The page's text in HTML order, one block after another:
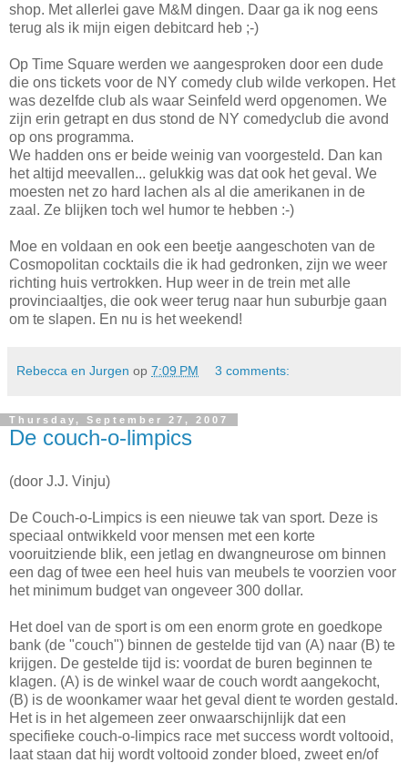
shop. Met allerlei gave M&M dingen. Daar ga ik nog eens
terug als ik mijn eigen debitcard heb ;-)
Op Time Square werden we aangesproken door een dude
die ons tickets voor de NY comedy club wilde verkopen. Het
was dezelfde club als waar Seinfeld werd opgenomen. We
zijn erin getrapt en dus stond de NY comedyclub die avond
op ons programma.
We hadden ons er beide weinig van voorgesteld. Dan kan
het altijd meevallen... gelukkig was dat ook het geval. We
moesten net zo hard lachen als al die amerikanen in de
zaal. Ze blijken toch wel humor te hebben :-)
Moe en voldaan en ook een beetje aangeschoten van de
Cosmopolitan cocktails die ik had gedronken, zijn we weer
richting huis vertrokken. Hup weer in de trein met alle
provinciaaltjes, die ook weer terug naar hun suburbje gaan
om te slapen. En nu is het weekend!
Rebecca en Jurgen op 7:09 PM 3 comments:
Thursday, September 27, 2007
De couch-o-limpics
(door J.J. Vinju)
De Couch-o-Limpics is een nieuwe tak van sport. Deze is
speciaal ontwikkeld voor mensen met een korte
vooruitziende blik, een jetlag en dwangneurose om binnen
een dag of twee een heel huis van meubels te voorzien voor
het minimum budget van ongeveer 300 dollar.
Het doel van de sport is om een enorm grote en goedkope
bank (de "couch") binnen de gestelde tijd van (A) naar (B) te
krijgen. De gestelde tijd is: voordat de buren beginnen te
klagen. (A) is de winkel waar de couch wordt aangekocht,
(B) is de woonkamer waar het geval dient te worden gestald.
Het is in het algemeen zeer onwaarschijnlijk dat een
specifieke couch-o-limpics race met success wordt voltooid,
laat staan dat hij wordt voltooid zonder bloed, zweet en/of